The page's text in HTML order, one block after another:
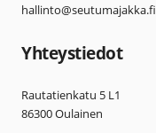
hallinto@seutumajakka.fi
Yhteystiedot
Rautatienkatu 5 L1
86300 Oulainen